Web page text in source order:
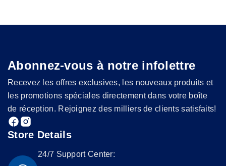
Abonnez-vous à notre infolettre
Recevez les offres exclusives, les nouveaux produits et
les promotions spéciales directement dans votre boîte
de réception. Rejoignez des milliers de clients satisfaits!
Store Details
24/7 Support Center: